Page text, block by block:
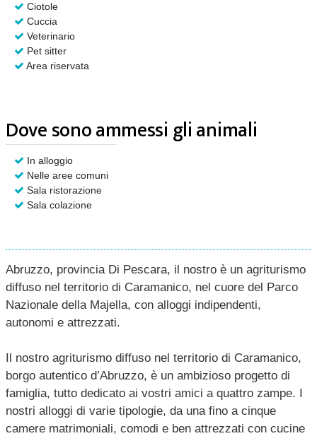
Ciotole
Cuccia
Veterinario
Pet sitter
Area riservata
Dove sono ammessi gli animali
In alloggio
Nelle aree comuni
Sala ristorazione
Sala colazione
Abruzzo, provincia Di Pescara, il nostro è un agriturismo
diffuso nel territorio di Caramanico, nel cuore del Parco
Nazionale della Majella, con alloggi indipendenti,
autonomi e attrezzati.
Il nostro agriturismo diffuso nel territorio di Caramanico,
borgo autentico d’Abruzzo, è un ambizioso progetto di
famiglia, tutto dedicato ai vostri amici a quattro zampe. I
nostri alloggi di varie tipologie, da una fino a cinque
camere matrimoniali, comodi e ben attrezzati con cucine